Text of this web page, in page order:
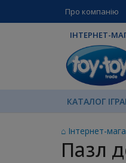
Про компанію
ІНТЕРНЕТ-
КАТАЛОГ
⌂ Інтернет-
Пазл